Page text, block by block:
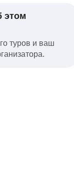
этом
туров и ваш